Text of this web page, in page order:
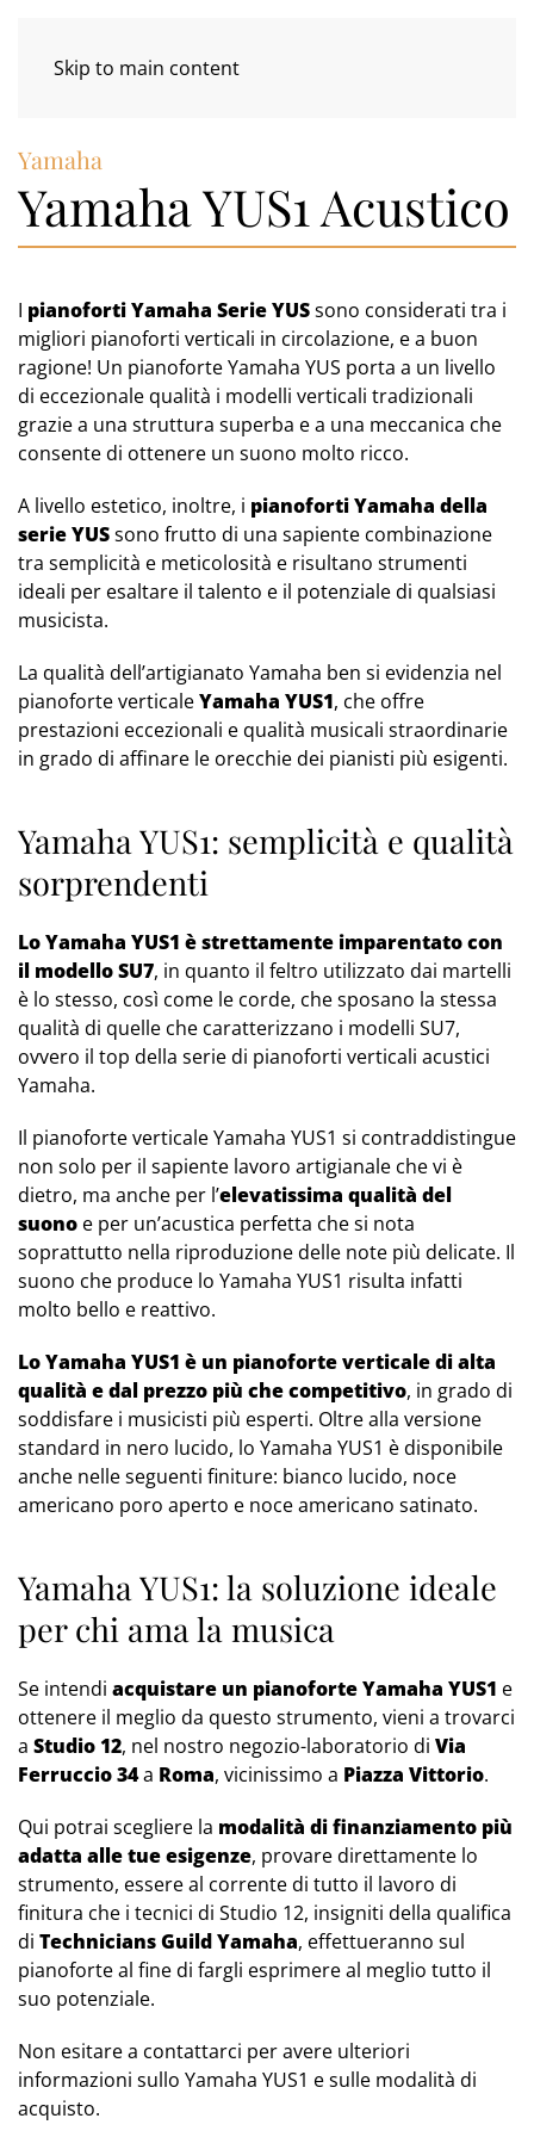
Skip to main content
Yamaha
Yamaha YUS1 Acustico
I pianoforti Yamaha Serie YUSsono considerati tra i
migliori pianoforti verticali in circolazione, e a buon
ragione! Un pianoforte Yamaha YUS porta a un livello
di eccezionale qualità i modelli verticali tradizionali
grazie a una struttura superba e a una meccanica che
consente di ottenere un suono molto ricco.
A livello estetico, inoltre, i pianoforti Yamaha della
serie YUSsono frutto di una sapiente combinazione
tra semplicità e meticolosità e risultano strumenti
ideali per esaltare il talento e il potenziale di qualsiasi
musicista.
La qualità dell’artigianato Yamaha ben si evidenzia nel
pianoforte verticaleYamaha YUS1, che offre
prestazioni eccezionali e qualità musicali straordinarie
in grado di affinare le orecchie dei pianisti più esigenti.
Yamaha YUS1: semplicità e qualità
sorprendenti
Lo Yamaha YUS1 è strettamente imparentato con
il modello SU7, in quanto il feltro utilizzato dai martelli
è lo stesso, così come le corde, che sposano la stessa
qualità di quelle che caratterizzano i modelli SU7,
ovvero il top della serie di pianoforti verticali acustici
Yamaha.
Il pianoforte verticale Yamaha YUS1 si contraddistingue
non solo per il sapiente lavoro artigianale che vi è
dietro, ma anche per l’elevatissima qualità del
suono e per un’acustica perfetta che si nota
soprattutto nella riproduzione delle note più delicate. Il
suono che produce lo Yamaha YUS1 risulta infatti
molto bello e reattivo.
Lo Yamaha YUS1 è un pianoforte verticale di alta
qualità e dal prezzo più che competitivo, in grado di
soddisfare i musicisti più esperti. Oltre alla versione
standard in nero lucido, lo Yamaha YUS1 è disponibile
anche nelle seguenti finiture: bianco lucido, noce
americano poro aperto e noce americano satinato.
Yamaha YUS1: la soluzione ideale
per chi ama la musica
Se intendi acquistare un pianoforte Yamaha YUS1 e
ottenere il meglio da questo strumento, vieni a trovarci
a Studio 12, nel nostro negozio-laboratorio di Via
Ferruccio 34a Roma, vicinissimo a Piazza Vittorio.
Qui potrai scegliere la modalità di finanziamento più
adatta alle tue esigenze, provare direttamente lo
strumento, essere al corrente di tutto il lavoro di
finitura che i tecnici di Studio 12, insigniti della qualifica
di Technicians Guild Yamaha, effettueranno sul
pianoforte al fine di fargli esprimere al meglio tutto il
suo potenziale.
Non esitare a contattarci per avere ulteriori
informazioni sullo Yamaha YUS1 e sulle modalità di
acquisto.